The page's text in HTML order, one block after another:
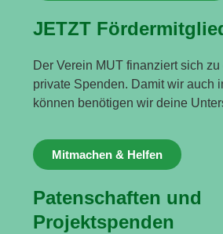
JETZT
Der Verein MUT finanziert sich
private Spenden. Damit wir auch
können benötigen wir deine
Mitmachen & Helfen
Patenschaften und
Projektspenden